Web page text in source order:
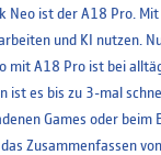
Neo ist der A18 Pro.
und KI nutzen.
mit A18 Pro ist bei
ist es bis zu 3-mal
Games oder
Zusammenfassen